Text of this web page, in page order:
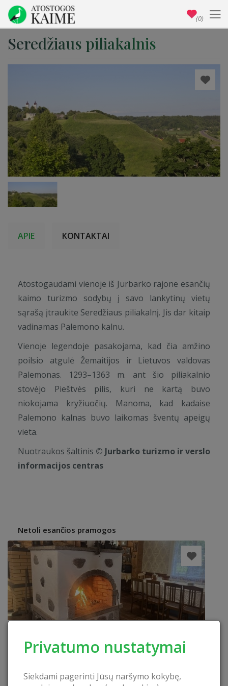
Privatumo nustatymai
Siekdami pagerinti Jūsų naršymo kokybę,
Seredžiaus piliakalnis
APIE KONTAKTAI
Atostogaudami vienoje iš Jurbarko rajone esančių
kaimo turizmo sodybų į savo lankytinų vietų
sąrašą įtraukite Seredžiaus piliakalnį. Jis dar kitaip
vadinamas Palemono kalnu.
Vienoje legendoje pasakojama, kad čia amžino
poilsio atgulė Žemaitijos ir Lietuvos valdovas
Palemonas. 1293–1363 m. ant šio piliakalnio
stovėjo Pieštvės pilis, kuri ne kartą buvo
niokojama kryžiuočių. Manoma, kad kadaise
Palemono kalnas buvo laikomas šventų apeigų
vieta.
Nuotraukos šaltinis © Jurbarko turizmo ir verslo
informacijos centras
Netoli esančios pramogos
(0)